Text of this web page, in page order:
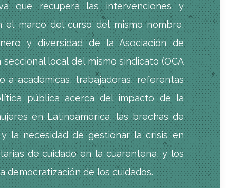
que recupera las intervenciones y
el marco del curso del mismo nombre,
y diversidad de la Asociación de
local del mismo sindicato (OCA
a académicas, trabajadoras, referentas
pública acerca del impacto de la
en Latinoamérica, las brechas de
la necesidad de gestionar la crisis en
de cuidado en la cuarentena, y los
democratización de los cuidados.